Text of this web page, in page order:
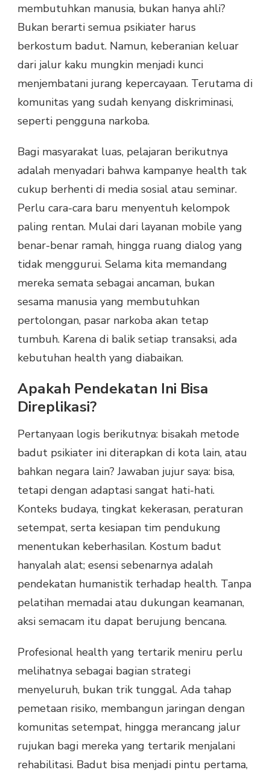
membutuhkan manusia, bukan hanya ahli?
Bukan berarti semua psikiater harus
berkostum badut. Namun, keberanian keluar
dari jalur kaku mungkin menjadi kunci
menjembatani jurang kepercayaan. Terutama di
komunitas yang sudah kenyang diskriminasi,
seperti pengguna narkoba.
Bagi masyarakat luas, pelajaran berikutnya
adalah menyadari bahwa kampanye health tak
cukup berhenti di media sosial atau seminar.
Perlu cara-cara baru menyentuh kelompok
paling rentan. Mulai dari layanan mobile yang
benar-benar ramah, hingga ruang dialog yang
tidak menggurui. Selama kita memandang
mereka semata sebagai ancaman, bukan
sesama manusia yang membutuhkan
pertolongan, pasar narkoba akan tetap
tumbuh. Karena di balik setiap transaksi, ada
kebutuhan health yang diabaikan.
Apakah Pendekatan Ini Bisa
Direplikasi?
Pertanyaan logis berikutnya: bisakah metode
badut psikiater ini diterapkan di kota lain, atau
bahkan negara lain? Jawaban jujur saya: bisa,
tetapi dengan adaptasi sangat hati-hati.
Konteks budaya, tingkat kekerasan, peraturan
setempat, serta kesiapan tim pendukung
menentukan keberhasilan. Kostum badut
hanyalah alat; esensi sebenarnya adalah
pendekatan humanistik terhadap health. Tanpa
pelatihan memadai atau dukungan keamanan,
aksi semacam itu dapat berujung bencana.
Profesional health yang tertarik meniru perlu
melihatnya sebagai bagian strategi
menyeluruh, bukan trik tunggal. Ada tahap
pemetaan risiko, membangun jaringan dengan
komunitas setempat, hingga merancang jalur
rujukan bagi mereka yang tertarik menjalani
rehabilitasi. Badut bisa menjadi pintu pertama,